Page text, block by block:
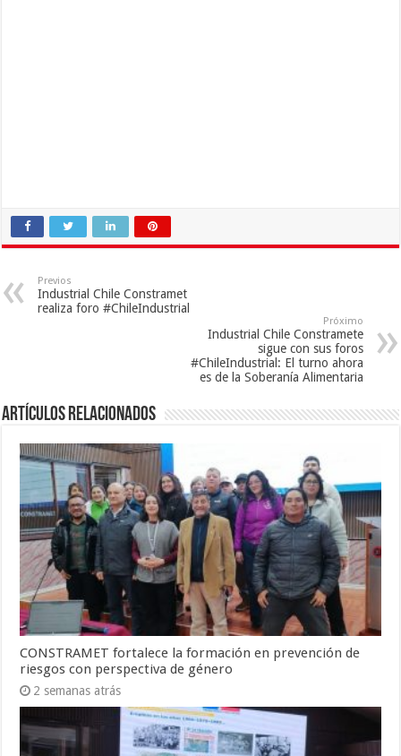
Previos
Industrial Chile Constramet
realiza foro #ChileIndustrial
Próximo
Industrial Chile Constramete
sigue con sus foros
#ChileIndustrial: El turno ahora
es de la Soberanía Alimentaria
Artículos Relacionados
CONSTRAMET fortalece la formación en prevención de
riesgos con perspectiva de género
2 semanas atrás